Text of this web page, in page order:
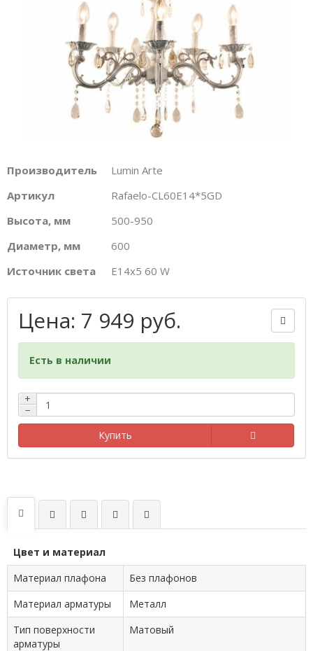
Производитель
Lumin Arte
Артикул
Rafaelo-CL60E14*5GD
Высота, мм
500-950
Диаметр, мм
600
Источник света
E14х5 60 W
Цена: 7 949 руб.
Есть в наличии
+
−
Купить
Цвет и материал
Материал плафона
Без плафонов
Материал арматуры
Металл
Тип поверхности
арматуры
Матовый